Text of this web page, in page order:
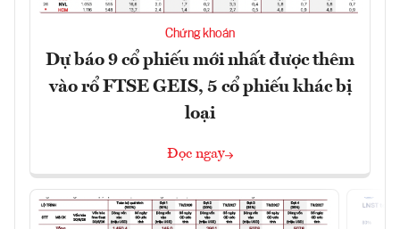
Chứng khoán
Dự báo 9 cổ phiếu mới nhất được thêm
vào rổ FTSE GEIS, 5 cổ phiếu khác bị
loại
Đọc ngay